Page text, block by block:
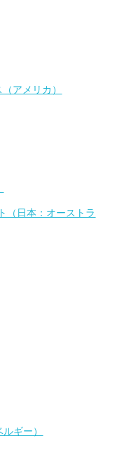
アメリカ）
（日本：オーストラ
ギー）